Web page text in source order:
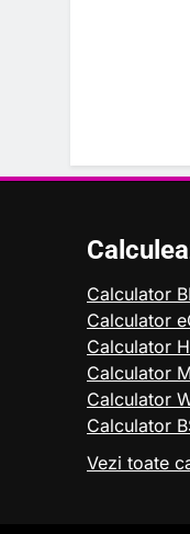
Calculator
Calculator
Calculator
Calculator
Calculator
Calculator
Vezi toate